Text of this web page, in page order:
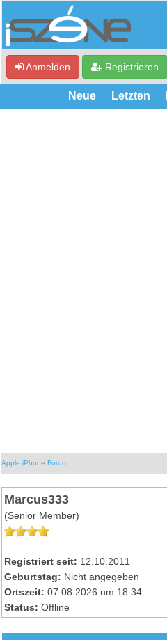
Anmelden Registrieren
Neue Letzten
Apple iPhone Forum
Marcus333
(Senior Member)
Registriert seit: 12.10.2011
Geburtstag: Nicht angegeben
Ortszeit: 07.08.2026 um 18:34
Status: Offline